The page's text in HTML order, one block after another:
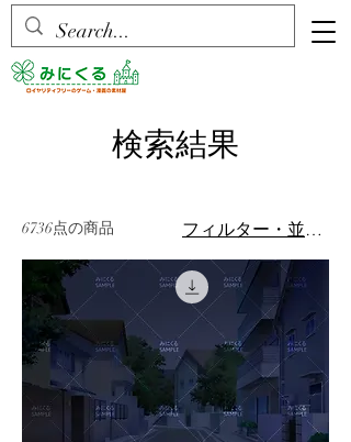
検索結果
6736点の商品 フィルター・並び替え